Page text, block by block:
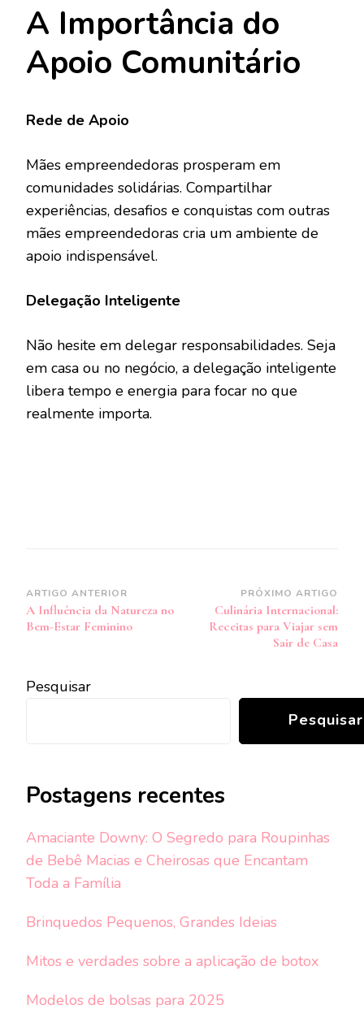
A Importância do
Apoio Comunitário
Rede de Apoio
Mães empreendedoras prosperam em
comunidades solidárias. Compartilhar
experiências, desafios e conquistas com outras
mães empreendedoras cria um ambiente de
apoio indispensável.
Delegação Inteligente
Não hesite em delegar responsabilidades. Seja
em casa ou no negócio, a delegação inteligente
libera tempo e energia para focar no que
realmente importa.
Navegação
de
ARTIGO ANTERIOR
A Influência da Natureza no
Bem-Estar Feminino
PRÓXIMO ARTIGO
Culinária Internacional:
Receitas para Viajar sem
Sair de Casa
Pesquisar
Pesquisar
Postagens recentes
Amaciante Downy: O Segredo para Roupinhas
de Bebê Macias e Cheirosas que Encantam
Toda a Família
Brinquedos Pequenos, Grandes Ideias
Mitos e verdades sobre a aplicação de botox
Modelos de bolsas para 2025